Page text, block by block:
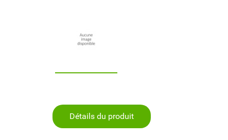
Détails du produit